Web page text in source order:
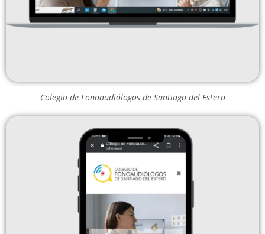
Colegio de Fonoaudiólogos de Santiago del Estero